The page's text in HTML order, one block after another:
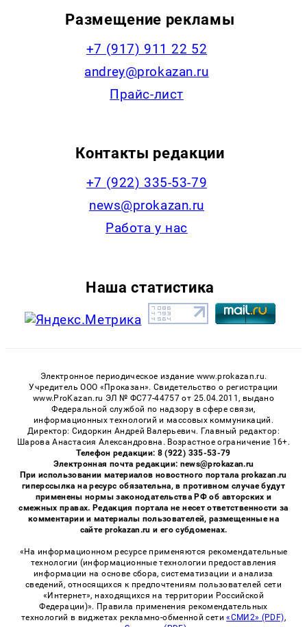
Размещение рекламы
+7 (917) 911 22 52
andrey@prokazan.ru
Прайс-лист
Контакты редакции
+7 (922) 335-53-79
news@prokazan.ru
Работа у нас
Наша статистика
Электронное периодическое издание www.prokazan.ru.
Учредитель ООО «Проказан». Cвидетельство о регистрации
www.ProKazan.ru ЭЛ № ФС77-44757 от 25.04.2011, выдано
Федеральной службой по надзору в сфере связи,
информационных технологий и массовых коммуникаций.
Директор: Сидоркин Андрей Валерьевич. Главный редактор:
Шарова Анастасия Александровна. Возрастное ограничение 16+.
Телефон редакции: 8 (922) 335-53-79
Электронная почта редакции: news@prokazan.ru
При использовании материалов новостного портала prokazan.ru
гиперссылка на ресурс обязательна, в противном случае будут
применены нормы законодательства РФ об авторских и
смежных правах. Редакция портала не несет ответственности за
комментарии и материалы пользователей, размещенные на
сайте prokazan.ru и его субдоменах.
«На информационном ресурсе применяются рекомендательные
технологии (информационные технологии предоставления
информации на основе сбора, систематизации и анализа
сведений, относящихся к предпочтениям пользователей сети
«Интернет», находящихся на территории Российской
Федерации)». Правила применения рекомендательных
технологий в виджетах рекламно-обменной сети«СМИ2» (PDF),